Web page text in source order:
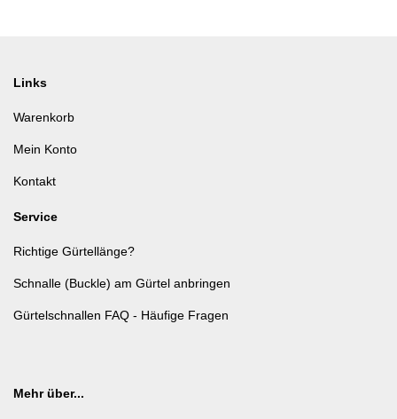
Links
Warenkorb
Mein Konto
Kontakt
Service
Richtige Gürtellänge?
Schnalle (Buckle) am Gürtel anbringen
Gürtelschnallen FAQ - Häufige Fragen
Mehr über...